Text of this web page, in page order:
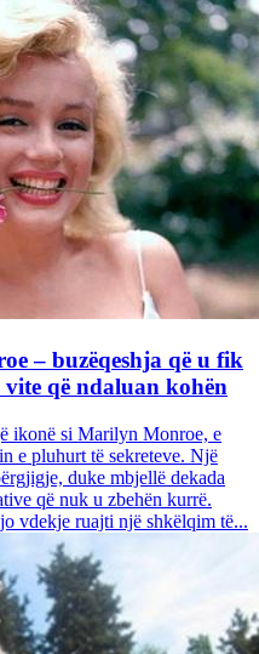
– buzëqeshja që u fik
që ndaluan kohën
ikonë si Marilyn Monroe, e
e pluhurt të sekreteve. Një
duke mbjellë dekada
që nuk u zbehën kurrë.
vdekje ruajti një shkëlqim të...